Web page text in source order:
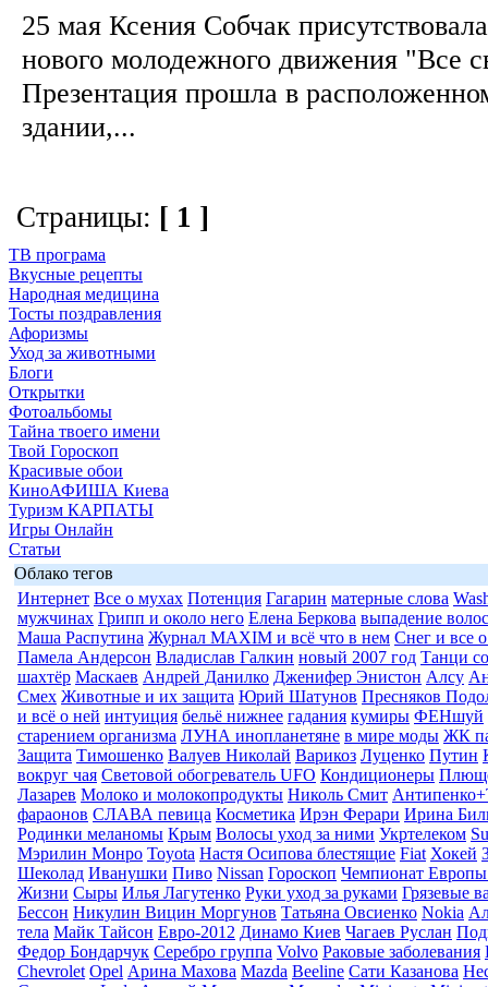
25 мая Ксения Собчак
нового молодежного движения "Все
Презентация прошла в
здании,...
Страницы: [ 1 ]
ТВ програма
Вкусные рецепты
Народная медицина
Тосты поздравления
Афоризмы
Уход за животными
Блоги
Открытки
Фотоальбомы
Тайна твоего имени
Твой Гороскоп
Красивые обои
КиноАФИША Киева
Туризм КАРПАТЫ
Игры Онлайн
Статьи
Облако тегов
Интернет Все о мухах Потенция Гагарин матерные слова
мужчинах Грипп и около него Елена Беркова выпадение волос
Маша Распутина Журнал MAXIM и всё что в нем Снег и все
Памела Андерсон Владислав Галкин новый 2007 год Танци
шахтёр Маскаев Андрей Данилко Дженифер Энистон Алсу
Смех Животные и их защита Юрий Шатунов Пресняков
и всё о ней интуиция бельё нижнее гадания кумиры ФЕНшуй
старением организма ЛУНА инопланетяне в мире моды ЖК
Защита Тимошенко Валуев Николай Варикоз Луценко Путин
вокруг чая Световой обогреватель UFO Кондиционеры
Лазарев Молоко и молокопродукты Николь Смит
фараонов СЛАВА певица Косметика Ирэн Ферари Ирина
Родинки меланомы Крым Волосы уход за ними Укртелеком
Мэрилин Монро Toyota Настя Осипова блестящие Fiat Хокей
Шеколад Иванушки Пиво Nissan Гороскоп Чемпионат
Жизни Сыры Илья Лагутенко Руки уход за руками Грязевые
Бессон Никулин Вицин Моргунов Татьяна Овсиенко Nokia
тела Майк Тайсон Евро-2012 Динамо Киев Чагаев Руслан
Федор Бондарчук Серебро группа Volvo Раковые заболевания
Chevrolet Opel Арина Махова Mazda Beeline Сати Казанова